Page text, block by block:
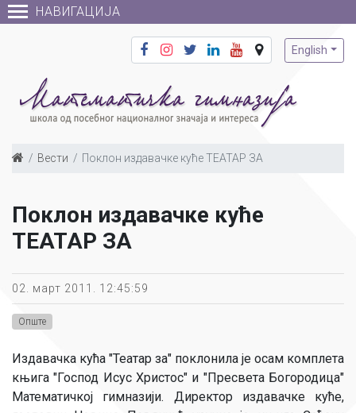
НАВИГАЦИЈА
English
Вести Поклон издавачке куће ТЕАТАР ЗА
Поклон издавачке куће
ТЕАТАР ЗА
02. март 2011. 12:45:59
Опште
Издавачка кућа "Театар за" поклонила је осам комплета
књига "Господ Исус Христос" и "Пресвета Богородица"
Математичкој гимназији. Директор издавачке куће,